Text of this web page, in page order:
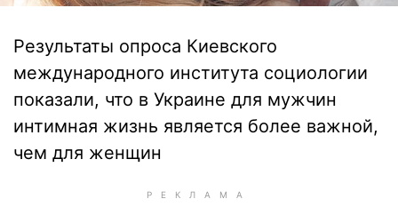
Результаты опроса Киевского
международного института социологии
показали, что в Украине для мужчин
интимная жизнь является более важной,
чем для женщин